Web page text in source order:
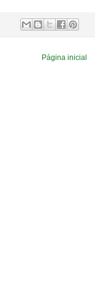
Página inicial